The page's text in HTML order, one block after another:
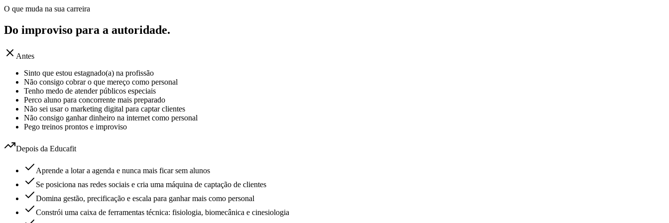
O que muda na sua carreira
Do improviso para a autoridade.
Antes
Sinto que estou estagnado(a) na profissão
Não consigo cobrar o que mereço como personal
Tenho medo de atender públicos especiais
Perco aluno para concorrente mais preparado
Não sei usar o marketing digital para captar clientes
Não consigo ganhar dinheiro na internet como personal
Pego treinos prontos e improviso
Depois da Educafit
Aprende a lotar a agenda e nunca mais ficar sem alunos
Se posiciona nas redes sociais e cria uma máquina de captação de clientes
Domina gestão, precificação e escala para ganhar mais como personal
Constrói uma caixa de ferramentas técnica: fisiologia, biomecânica e cinesiologia